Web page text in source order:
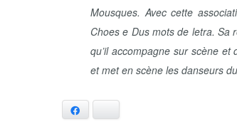
Mousques. Avec cette
Choes e Dus mots de letra. Sa
qu’il accompagne sur scène
et met en scène les danseurs